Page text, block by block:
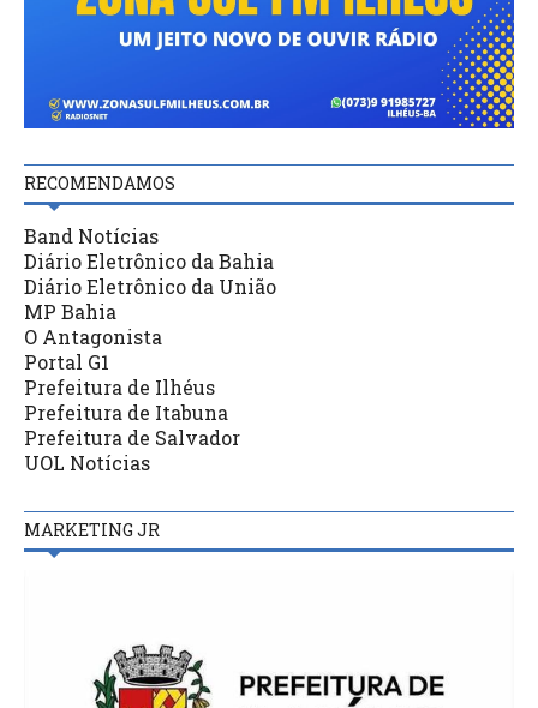
RECOMENDAMOS
Band Notícias
Diário Eletrônico da Bahia
Diário Eletrônico da União
MP Bahia
O Antagonista
Portal G1
Prefeitura de Ilhéus
Prefeitura de Itabuna
Prefeitura de Salvador
UOL Notícias
MARKETING JR